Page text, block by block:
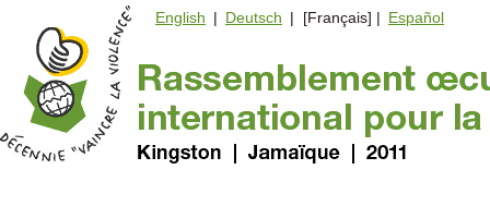
English | Deutsch | [Français] | Español